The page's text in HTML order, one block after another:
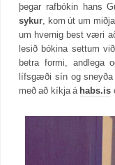
þegar rafbókin hans
sykur , kom út um
um hvernig best væri
lesið bókina settum
betra formi, andlega
lífsgæði sín og
með að kíkja á habs.is